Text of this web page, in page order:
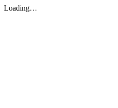
Loading…